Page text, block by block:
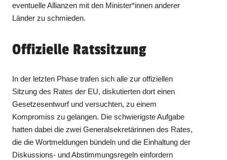
eventuelle Allianzen mit den Minister*innen anderer
Länder zu schmieden.
Offizielle Ratssitzung
In der letzten Phase trafen sich alle zur offiziellen
Sitzung des Rates der EU, diskutierten dort einen
Gesetzesentwurf und versuchten, zu einem
Kompromiss zu gelangen. Die schwierigste Aufgabe
hatten dabei die zwei Generalsekretärinnen des Rates,
die die Wortmeldungen bündeln und die Einhaltung der
Diskussions- und Abstimmungsregeln einfordern